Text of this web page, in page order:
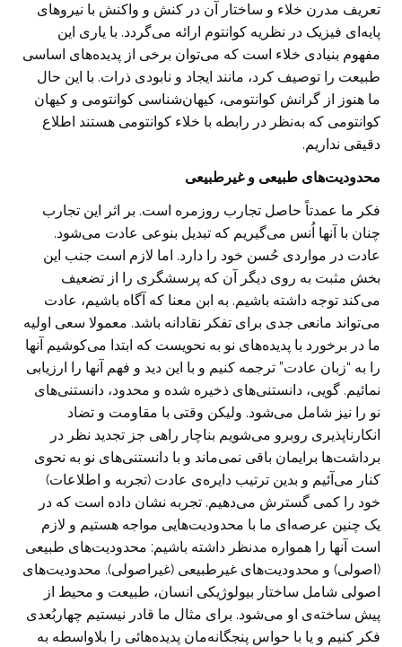
تعریف مدرن خلاء و ساختار آن در کنش و واکنش با نیروهای
پایه‌ای فیزیک در نظریه کوانتوم ارائه می‌گردد. با یاری این
مفهوم بنیادی خلاء است که می‌توان برخی از پدیده‌های اساسی
طبیعت را توصیف کرد، مانند ایجاد و نابودی ذرات. با این حال
ما هنوز از گرانش کوانتومی، کیهان‌شناسی کوانتومی و کیهان
کوانتومی که به‌نظر در رابطه با خلاء کوانتومی هستند اطلاع
دقیقی نداریم.
محدودیت‌‌های طبیعی و غیرطبیعی
فکر ما عمدتاً حاصل تجارب روزمره است. بر اثر این تجارب
چنان با آنها اُنس می‌گیریم که تبدیل بنوعی عادت می‌شود.
عادت در مواردی حُسن خود را دارد. اما لازم است جنب این
بخش مثبت به روی دیگر آن که پرسشگری را از تضعیف
می‌کند توجه داشته باشیم. به ابن معنا که آگاه باشیم، عادت
می‌تواند مانعی جدی برای تفکر نقادانه باشد. معمولا سعی اولیه
ما در برخورد با پدیده‌های نو به نحویست که ابتدا می‌کوشیم آنها
را به “زبان عادت” ترجمه کنیم و با این دید و فهم آنها را ارزیابی
نمائیم. گویی، دانستنی‌های ذخیره شده و محدود، دانستنی‌های
نو را نیز شامل می‌شود. ولیکن وقتی با مقاومت و تضاد
انکارناپذیری روبرو می‌شویم بناچار راهی جز تجدید نظر در
برداشت‌ها برایمان باقی نمی‌ماند و با دانستنی‌های نو به نحوی
کنار می‌آئیم و بدین ترتیب دایره‌ی عادت (تجربه و اطلاعات)
خود را کمی گسترش می‌دهیم. تجربه نشان داده است که در
یک چنین عرصه‌ای ما با محدودیت‌هایی‌ مواجه هستیم و لازم
است آنها را همواره مدنظر داشته باشیم: محدودیت‌‌های طبیعی
(اصولی) و محدودیت‌‌های غیرطبیعی (غیراصولی). محدودیت‌‌های
اصولی شامل ساختار بیولوژیکی انسان، طبیعت و محیط از
پیش ساخته‌ی او می‌شود. برای مثال ما قادر نیستیم چهاربُعدی
فکر کنیم و یا با حواس پنجگانه‌مان پدیده‌هائی را بلاواسطه به